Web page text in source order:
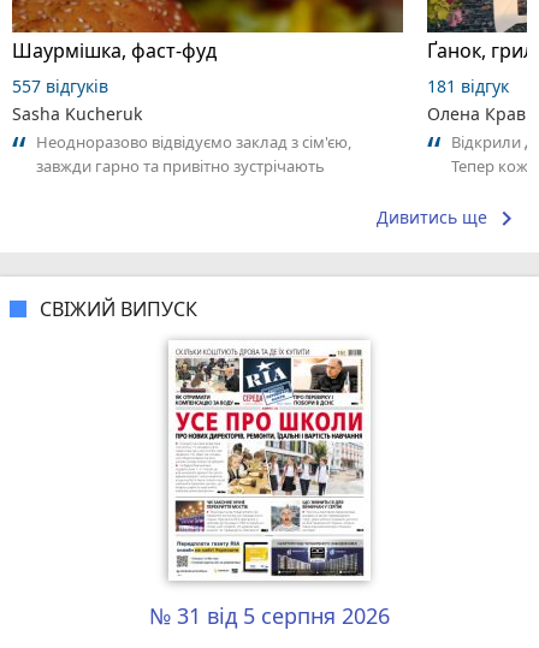
Шаурмішка, фаст-фуд
557 відгуків
Sasha Kucheruk
Неодноразово відвідуємо заклад з сім'єю,
завжди гарно та привітно зустрічають
Ґанок,
181 відгук
Олена
Відкрили
Тепер
Дивитись ще keyboard_arrow_right
СВІЖИЙ ВИПУСК
№ 31 від 5 серпня 2026